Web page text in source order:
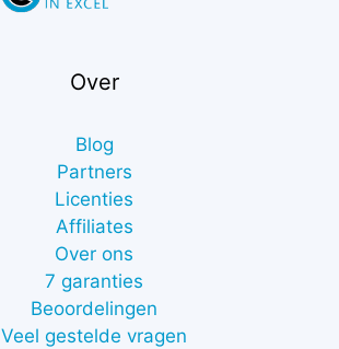
Over
Blog
Partners
Licenties
Affiliates
Over ons
7 garanties
Beoordelingen
Veel gestelde vragen